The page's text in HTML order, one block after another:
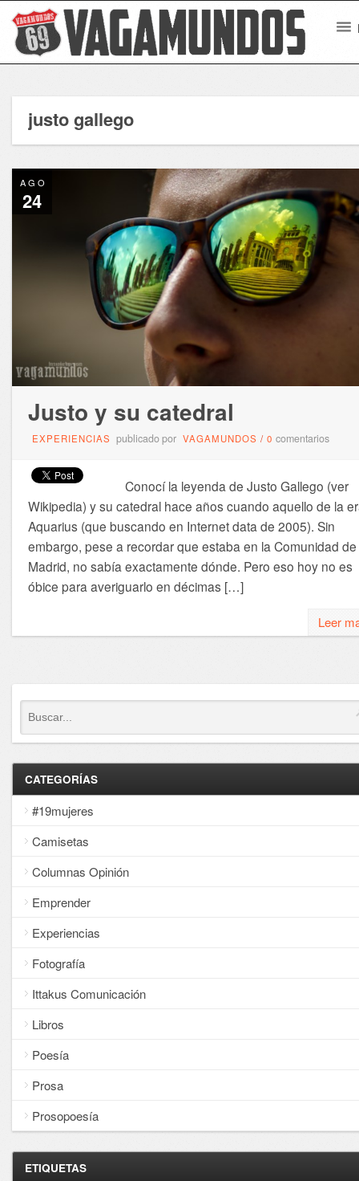
justo gallego
AGO
24
Justo y su catedral
EXPERIENCIAS publicado por VAGAMUNDOS / 0 comentarios
Conocí la leyenda de Justo Gallego (ver
Wikipedia) y su catedral hace años cuando aquello de la
Aquarius (que buscando en Internet data de 2005). Sin
embargo, pese a recordar que estaba en la Comunidad de
Madrid, no sabía exactamente dónde. Pero eso hoy no es
óbice para averiguarlo en décimas […]
Leer
CATEGORÍAS
#19mujeres
Camisetas
Columnas Opinión
Emprender
Experiencias
Fotografía
Ittakus Comunicación
Libros
Poesía
Prosa
Prosopoesía
ETIQUETAS